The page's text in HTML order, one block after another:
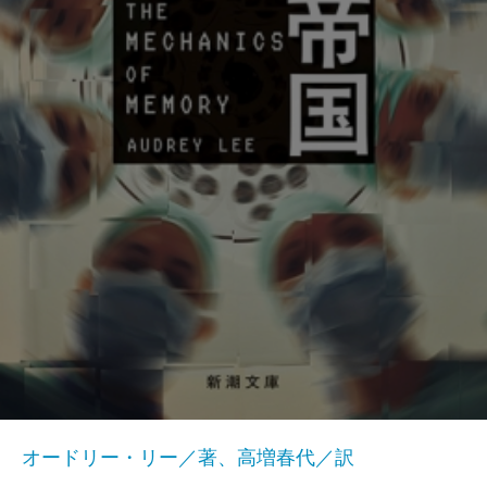
オードリー・リー／著、高増春代／訳